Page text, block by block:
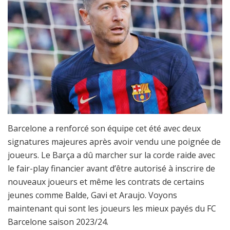
Barcelone a renforcé son équipe cet été avec deux
signatures majeures après avoir vendu une poignée de
joueurs. Le Barça a dû marcher sur la corde raide avec
le fair-play financier avant d’être autorisé à inscrire de
nouveaux joueurs et même les contrats de certains
jeunes comme Balde, Gavi et Araujo. Voyons
maintenant qui sont les joueurs les mieux payés du FC
Barcelone saison 2023/24.